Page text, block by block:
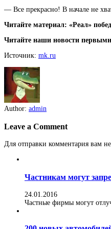
— Все прекрасно! В начале не
Читайте материал: «Реал»
Читайте наши новости
Источник: mk.ru
Author: admin
Leave a Comment
Для отправки комментария вам
Частникам могут
24.01.2016
Частные фирмы могут